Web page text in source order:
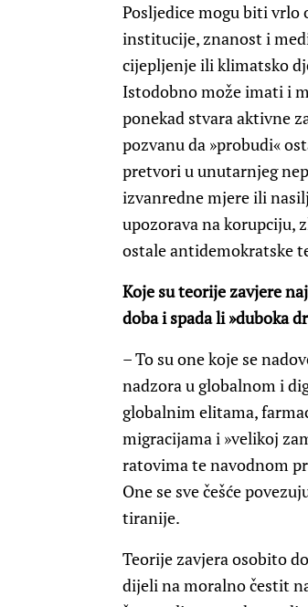
Posljedice mogu biti
institucije, znanost i
cijepljenje ili klimatsko
Istodobno može imati i
ponekad stvara aktivne
pozvanu da »probudi«
pretvori u unutarnjeg
izvanredne mjere ili
upozorava na korupciju,
ostale antidemokratske
Koje su teorije zavjere
doba i spada li »duboka
– To su one koje se
nadzora u globalnom i
globalnim elitama,
migracijama i »velikoj
ratovima te navodnom
One se sve češće
tiranije.
Teorije zavjera osobito
dijeli na moralno čestit